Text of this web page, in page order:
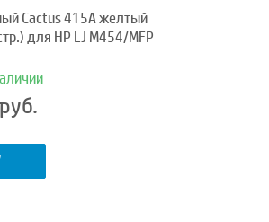
Cactus 415A желтый
для HP LJ M454/MFP